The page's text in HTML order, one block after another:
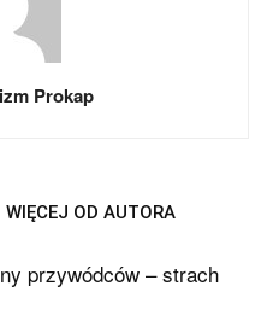
Prokap
WIĘCEJ OD AUTORA
przywódców – strach